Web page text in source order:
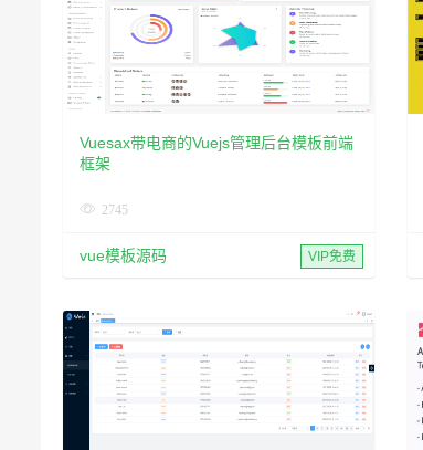
Vuesax带电商的Vuejs管理后台模板前端
框架
2745
vue模板源码 VIP免费